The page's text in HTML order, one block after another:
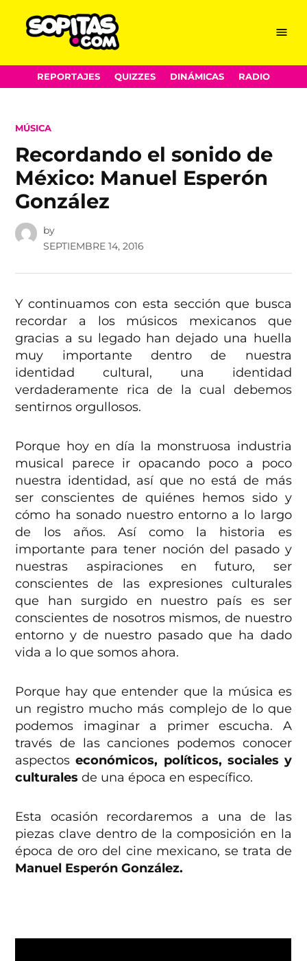
Skip
to
Menu
REPORTAJES QUIZZES DINÁMICAS RADIO
POSTED
MÚSICA
Recordando el sonido de
México: Manuel Esperón
González
by
SEPTIEMBRE 14, 2016
Y continuamos con esta sección que busca
recordar a los músicos mexicanos que
gracias a su legado han dejado una huella
muy importante dentro de nuestra
identidad cultural, una identidad
verdaderamente rica de la cual debemos
sentirnos orgullosos.
Porque hoy en día la monstruosa industria
musical parece ir opacando poco a poco
nuestra identidad, así que no está de más
ser conscientes de quiénes hemos sido y
cómo ha sonado nuestro entorno a lo largo
de los años. Así como la historia es
importante para tener noción del pasado y
nuestras aspiraciones en futuro, ser
conscientes de las expresiones culturales
que han surgido en nuestro país es ser
conscientes de nosotros mismos, de nuestro
entorno y de nuestro pasado que ha dado
vida a lo que somos ahora.
Porque hay que entender que la música es
un registro mucho más complejo de lo que
podemos imaginar a primer escucha. A
través de las canciones podemos conocer
aspectoseconómicos, políticos, sociales y
culturales de una época en específico.
Esta ocasión recordaremos a una de las
piezas clave dentro de la composición en la
época de oro del cine mexicano, se trata de
Manuel Esperón González.